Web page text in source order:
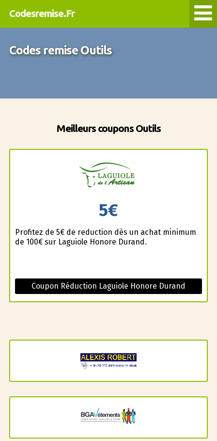
Codesremise.Fr
Codes remise Outils
Meilleurs coupons Outils
5€
Profitez de 5€ de reduction dès un achat minimum
de 100€ sur Laguiole Honore Durand.
Coupon Réduction Laguiole Honore Durand